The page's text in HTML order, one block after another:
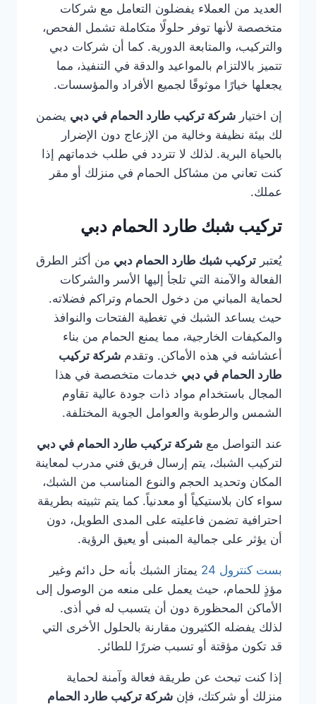
العديد من العملاء يفضلون التعامل مع شركات
متخصصة لأنها توفر حلولًا متكاملة تشمل الفحص،
والتركيب، والمتابعة الدورية. كما أن شركات دبي
تتميز بالالتزام بالمواعيد والدقة في التنفيذ، مما
يجعلها خيارًا موثوقًا لجميع الأفراد والمؤسسات.
إن اختيار شركة تركيب طارد الحمام في دبي يضمن
لك بيئة نظيفة وخالية من الإزعاج دون الإضرار
بالحياة البرية. لذلك لا تتردد في طلب خدماتهم إذا
كنت تعاني من مشاكل الحمام في منزلك أو مقر
عملك.
تركيب شبك طارد الحمام دبي
يُعتبر تركيب شبك طارد الحمام دبي من أكثر الطرق
الفعالة والآمنة التي تلجأ إليها الأسر والشركات
لحماية المباني من دخول الحمام وتراكم فضلاته.
حيث يساعد الشبك في تغطية الفتحات والنوافذ
والمكيفات الخارجية، مما يمنع الحمام من بناء
أعشاشه في هذه الأماكن. وتقدم شركة تركيب
طارد الحمام في دبي خدمات متخصصة في هذا
المجال باستخدام مواد ذات جودة عالية تقاوم
الشمس والرطوبة والعوامل الجوية المختلفة.
عند التواصل مع شركة تركيب طارد الحمام في دبي
لتركيب الشبك، يتم إرسال فريق فني مدرب لمعاينة
المكان وتحديد الحجم والنوع المناسب من الشبك،
سواء كان بلاستيكياً أو معدنياً. كما يتم تثبيته بطريقة
احترافية تضمن فاعليته على المدى الطويل، دون
أن يؤثر على جمالية المبنى أو يعيق الرؤية.
بست كنترول 24
يمتاز الشبك بأنه حل دائم وغير
مؤذٍ للحمام، حيث يعمل على منعه من الوصول إلى
الأماكن المحظورة دون أن يتسبب له في أذى.
لذلك يفضله الكثيرون مقارنة بالحلول الأخرى التي
قد تكون مؤقتة أو تسبب ضررًا للطائر.
إذا كنت تبحث عن طريقة فعالة وآمنة لحماية
منزلك أو شركتك، فإن شركة تركيب طارد الحمام